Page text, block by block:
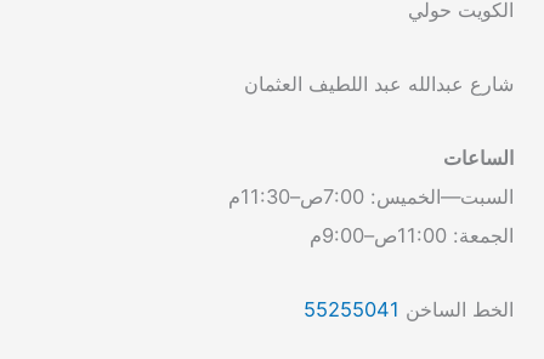
الكويت حولي
شارع عبدالله عبد اللطيف العثمان
الساعات
السبت—الخميس: 7:00ص–11:30م
الجمعة: 11:00ص–9:00م
الخط الساخن 55255041